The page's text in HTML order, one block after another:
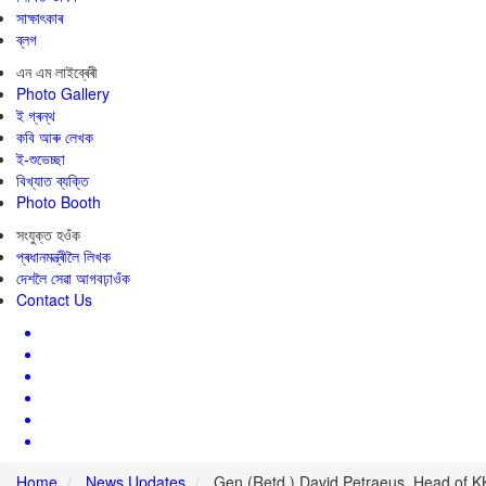
সাক্ষাৎকাৰ
ব্লগ
এন এম লাইব্ৰেৰী
Photo Gallery
ই গ্ৰন্থ
কবি আৰু লেখক
ই-শুভেচ্ছা
বিখ্যাত ব্যক্তি
Photo Booth
সংযুক্ত হওঁক
প্ৰধানমন্ত্ৰীলৈ লিখক
দেশলৈ সেৱা আগবঢ়াওঁক
Contact Us
Home News Updates Gen (Retd.) David Petraeus, Head of